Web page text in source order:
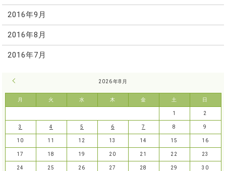
2016年9月
2016年8月
2016年7月
2026年8月
月 火 水 木 金 土 日
1 2
3 4 5 6 7 8 9
10 11 12 13 14 15 16
17 18 19 20 21 22 23
24 25 26 27 28 29 30